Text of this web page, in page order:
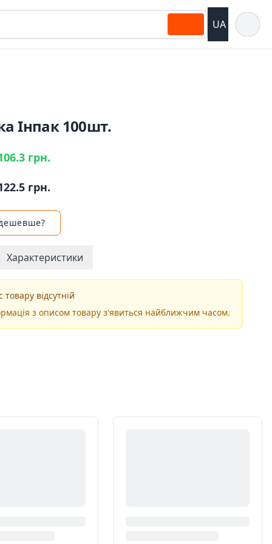
UA
Інпак 100шт.
грн.
грн.
Характеристики
товару відсутній
з описом товару з'явиться найближчим часом.